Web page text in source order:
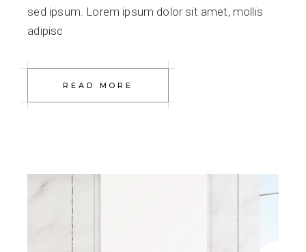
sed ipsum. Lorem ipsum dolor sit amet, mollis
adipisc
READ MORE